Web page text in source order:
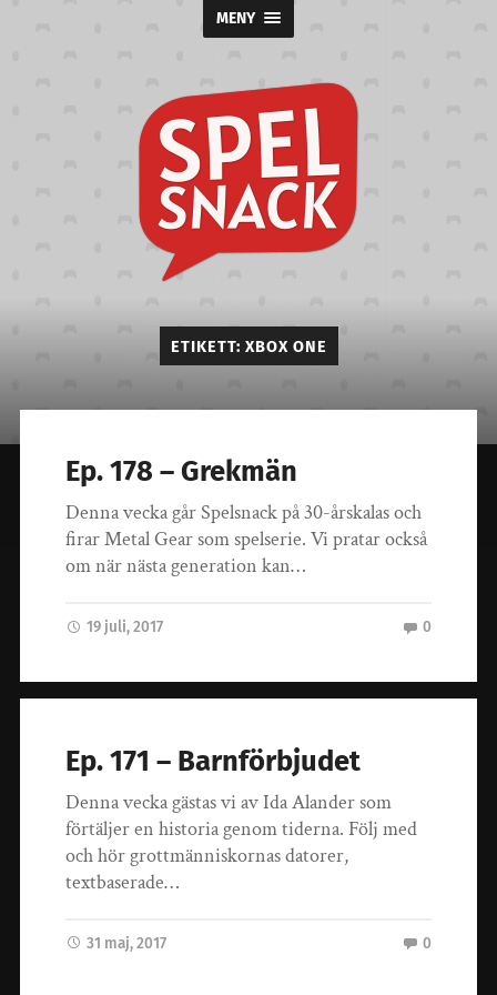
MENY
Spelsnack
ETIKETT: XBOX ONE
Ep. 178 – Grekmän
Denna vecka går Spelsnack på 30-årskalas och
firar Metal Gear som spelserie. Vi pratar också
om när nästa generation kan…
19 juli, 2017 0
Ep. 171 – Barnförbjudet
Denna vecka gästas vi av Ida Alander som
förtäljer en historia genom tiderna. Följ med
och hör grottmänniskornas datorer,
textbaserade…
31 maj, 2017 0